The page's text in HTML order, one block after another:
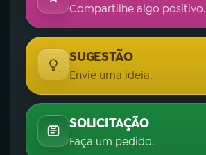
Compartilhe algo positivo.
SUGESTÃO
Envie uma ideia.
SOLICITAÇÃO
Faça um pedido.